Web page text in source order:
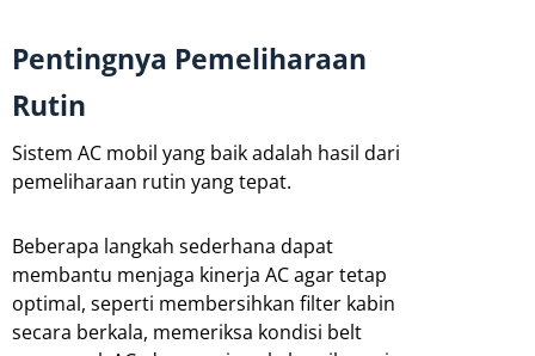
Pentingnya Pemeliharaan
Rutin
Sistem AC mobil yang baik adalah hasil dari
pemeliharaan rutin yang tepat.
Beberapa langkah sederhana dapat
membantu menjaga kinerja AC agar tetap
optimal, seperti membersihkan filter kabin
secara berkala, memeriksa kondisi belt